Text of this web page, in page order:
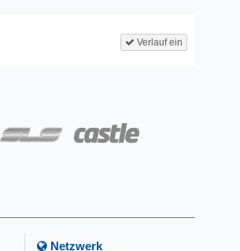
Verlauf ein
Netzwerk